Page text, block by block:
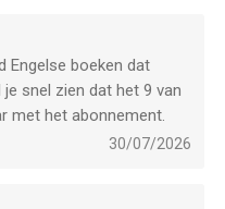
Engelse boeken dat
snel zien dat het 9 van
met het abonnement.
30/07/2026